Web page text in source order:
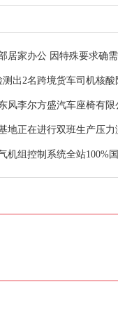
居家办公 因特殊要求确
出2名跨境货车司机核酸
风李尔方盛汽车座椅有限
地正在进行双班生产压力
机组控制系统全站100%